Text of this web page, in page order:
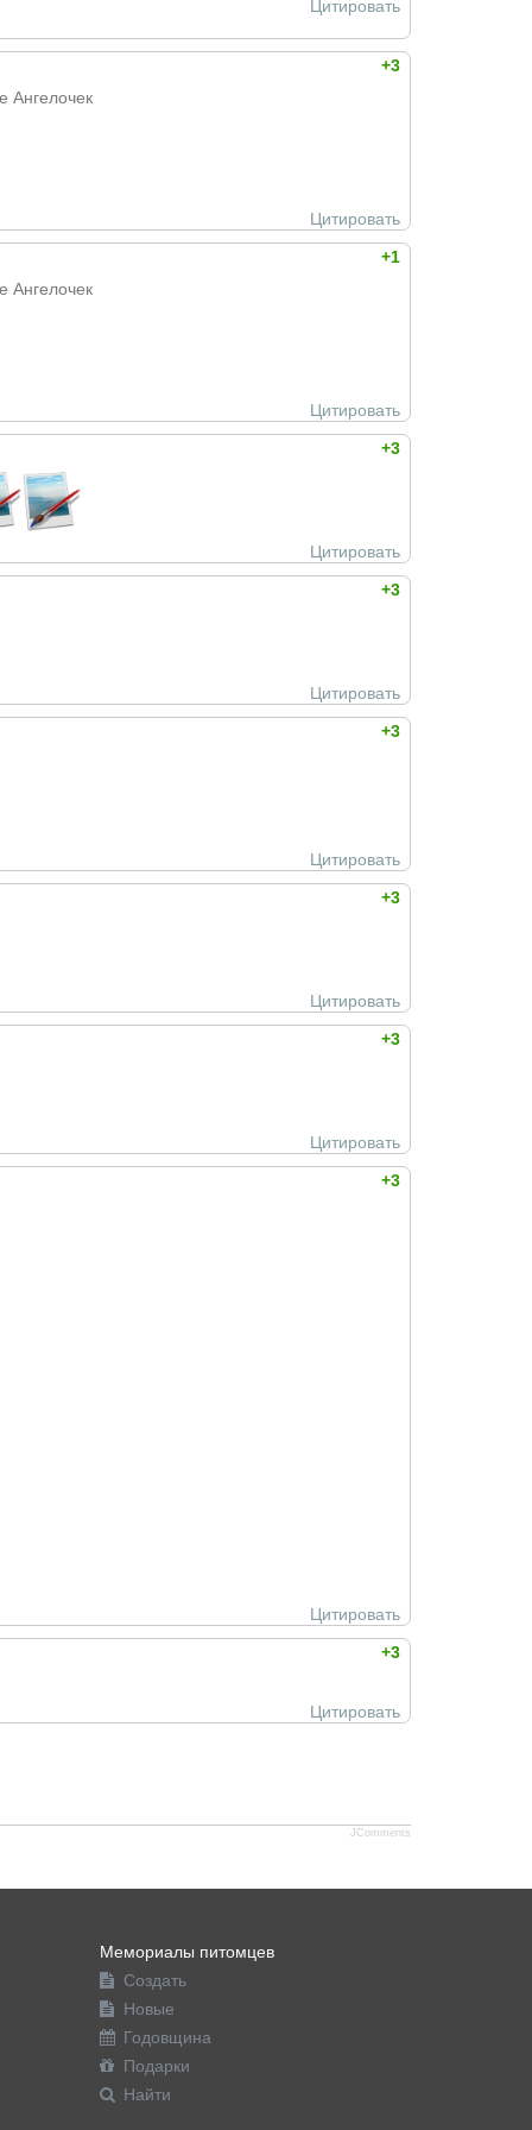
Цитировать
+3
Ангелочек
Цитировать
+1
Ангелочек
Цитировать
+3
Цитировать
+3
Цитировать
+3
Цитировать
+3
Цитировать
+3
Цитировать
+3
Цитировать
+3
Цитировать
JComments
Мемориалы питомцев
Создать
Новые
Годовщина
Подарки
Найти